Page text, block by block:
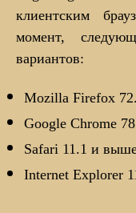
клиентским
момент,
вариантов:
Mozilla Firefox
Google Chrome
Safari 11.1 и
Internet Explorer